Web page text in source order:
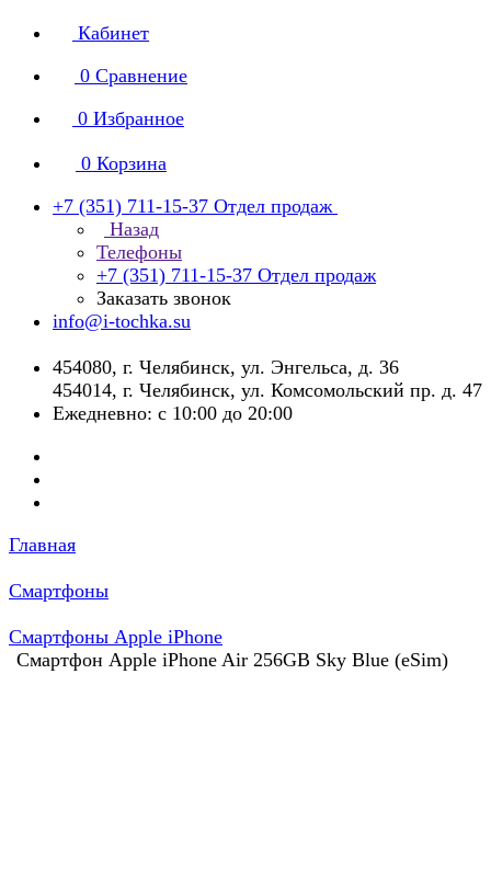
Кабинет
0 Сравнение
0 Избранное
0 Корзина
+7 (351) 711-15-37 Отдел продаж
Назад
Телефоны
+7 (351) 711-15-37 Отдел продаж
Заказать звонок
info@i-tochka.su
​454080, г. Челябинск, ул. Энгельса, д. 36
454014, г. Челябинск, ул. Комсомольский пр. д. 47
Ежедневно: с 10:00 до 20:00
Главная
Смартфоны
Смартфоны Apple iPhone
Смартфон Apple iPhone Air 256GB Sky Blue (eSim)